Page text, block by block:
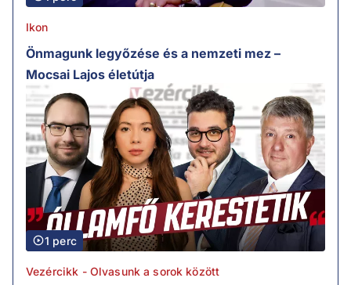
Ikon
Önmagunk legyőzése és a nemzeti mez –
Mocsai Lajos életútja
1 perc
Vezércikk - Olvasunk a sorok között